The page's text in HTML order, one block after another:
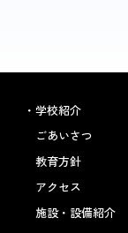
学校紹介
ごあいさつ
教育方針
アクセス
施設・設備紹介